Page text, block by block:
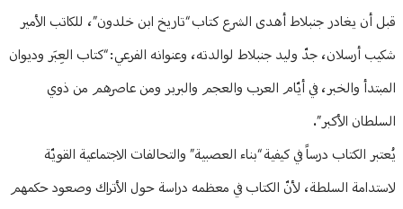
قبل أن يغادر جنبلاط أهدى الشرع كتاب “تاريخ ابن خلدون”، للكاتب الأمير
شكيب أرسلان، جدّ وليد جنبلاط لوالدته، وعنوانه الفرعي: “كتاب العِبَر وديوان
المبتدأ والخبر، في أيّام العرب والعجم والبربر ومن عاصرهم من ذوي
السلطان الأكبر”.
يُعتبر الكتاب درساً في كيفية “بناء العصبية” والتحالفات الاجتماعية القويّة
لاستدامة السلطة، لأنّ الكتاب في معظمه دراسة حول الأتراك وصعود حكمهم